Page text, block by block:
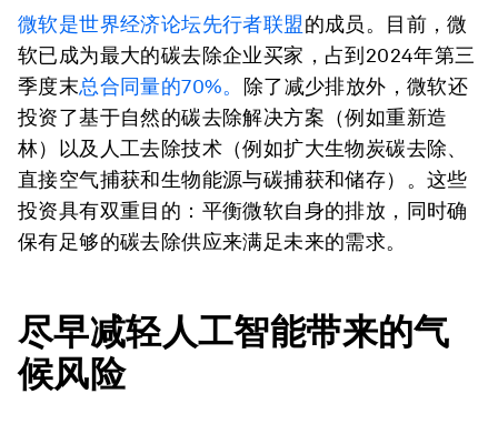
微软是世界经济论坛先行者联盟的成员。目前，微
软已成为最大的碳去除企业买家，占到2024年第三
季度末总合同量的70%。 除了减少排放外，微软还
投资了基于自然的碳去除解决方案（例如重新造
林）以及人工去除技术（例如扩大生物炭碳去除、
直接空气捕获和生物能源与碳捕获和储存）。这些
投资具有双重目的：平衡微软自身的排放，同时确
保有足够的碳去除供应来满足未来的需求。
尽早减轻人工智能带来的气
候风险